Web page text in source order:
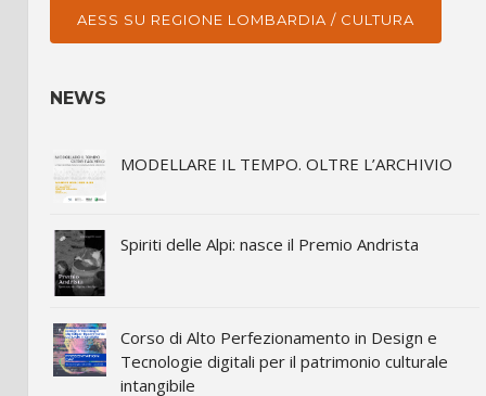
AESS SU REGIONE LOMBARDIA / CULTURA
NEWS
MODELLARE IL TEMPO. OLTRE L’ARCHIVIO
Spiriti delle Alpi: nasce il Premio Andrista
Corso di Alto Perfezionamento in Design e
Tecnologie digitali per il patrimonio culturale
intangibile